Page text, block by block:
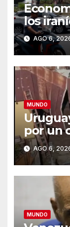
los
para
meses
AGO 6,
MUNDO
por un
menos
AGO 6,
MUNDO